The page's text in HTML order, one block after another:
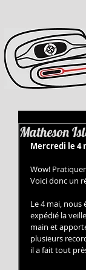
Matheson
Mercredi le 4
Wow!
Voici donc un
Le 4 mai,
expédié la
main et
plusieurs
il a fait tout